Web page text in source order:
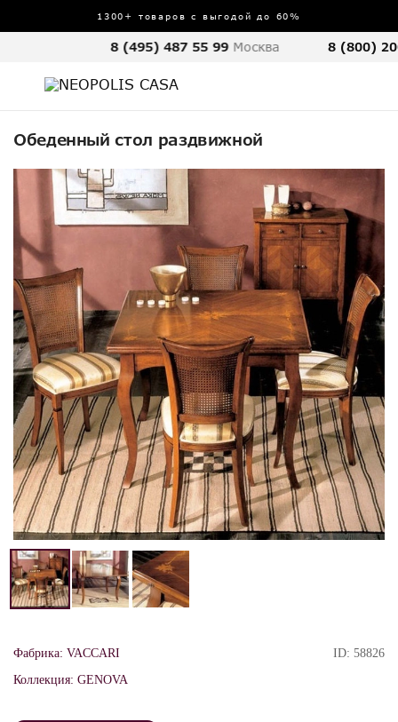
1300+ товаров с выгодой до 60%
8 (495) 487 55 99 Москва 8 (800)
Обеденный стол раздвижной
Фабрика: VACCARI
Коллекция: GENOVA
ID: 58826